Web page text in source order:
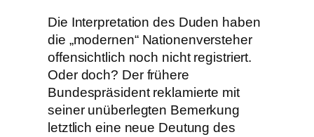
Die Interpretation des Duden haben
die „modernen“ Nationenversteher
offensichtlich noch nicht registriert.
Oder doch? Der frühere
Bundespräsident reklamierte mit
seiner unüberlegten Bemerkung
letztlich eine neue Deutung des